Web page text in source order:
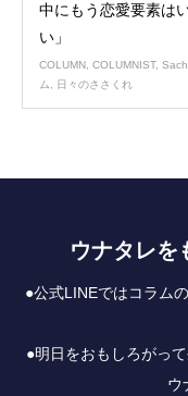
中にもう恋愛要素は
い」
COLUMN, COLUMNIST,
ム, 日々のささくれ
ウナタレを
●公式LINEではコラム
●明日をおもしろがっ
ウ